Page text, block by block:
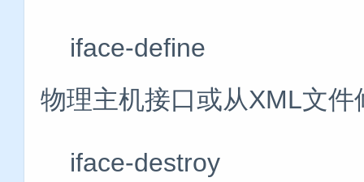
iface-define #
物理主机接口或从XML文
iface-destroy